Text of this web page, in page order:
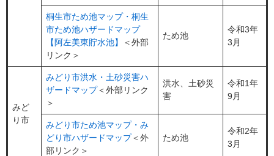
桐生市ため池マップ・桐生
市ため池ハザードマップ
【阿左美東貯水池】
＜外部
リンク＞
ため池
令和3年
3月
みど
り市
みどり市洪水・土砂災害ハ
ザードマップ＜外部リンク
＞
洪水、土砂災
害
令和1年
9月
みどり市ため池マップ・み
どり市ハザードマップ＜外
部リンク＞
ため池
令和2年
3月